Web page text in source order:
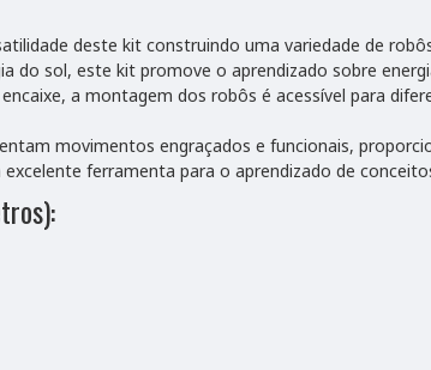
deste kit construindo uma variedade de
do sol, este kit promove o aprendizado sobre
a montagem dos robôs é acessível para
movimentos engraçados e funcionais,
ferramenta para o aprendizado de